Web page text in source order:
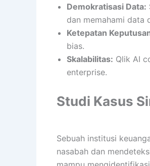
Demokratisasi Data:
dan memahami data
Ketepatan
bias.
Skalabilitas: Qlik AI
enterprise.
Studi Kasus
Sebuah institusi
nasabah dan